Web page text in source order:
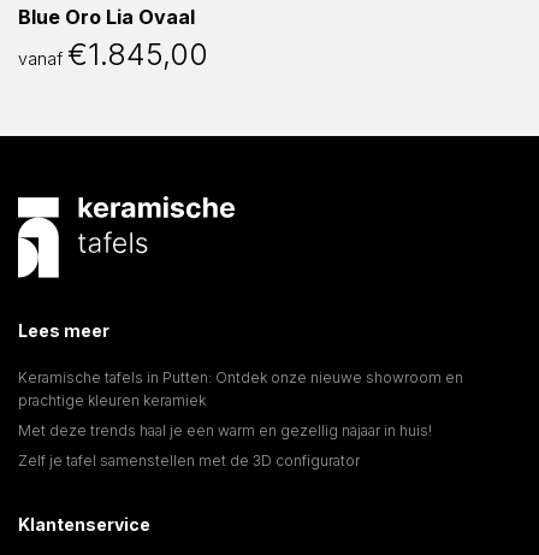
Blue Oro Lia Ovaal
vanaf €1.845,00
Lees meer
Keramische tafels in Putten: Ontdek onze nieuwe showroom en
prachtige kleuren keramiek
Met deze trends haal je een warm en gezellig najaar in huis!
Zelf je tafel samenstellen met de 3D configurator
Klantenservice